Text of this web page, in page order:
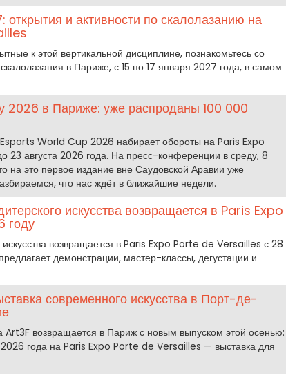
и активности по скалолазанию на
к этой вертикальной дисциплине, познакомьтесь со
в Париже, с 15 по 17 января 2027 года, в самом
2026 в Париже: уже распроданы 100 000
World Cup 2026 набирает обороты на Paris Expo
23 августа 2026 года. На пресс-конференции в среду, 8
на это первое издание вне Саудовской Аравии уже
что нас ждёт в ближайшие недели.
искусства возвращается в Paris Expo
году
возвращается в Paris Expo Porte de Versailles с 28
демонстрации, мастер-классы, дегустации и
современного искусства в Порт-де-
Art3F возвращается в Париж с новым выпуском этой осенью:
года на Paris Expo Porte de Versailles — выставка для